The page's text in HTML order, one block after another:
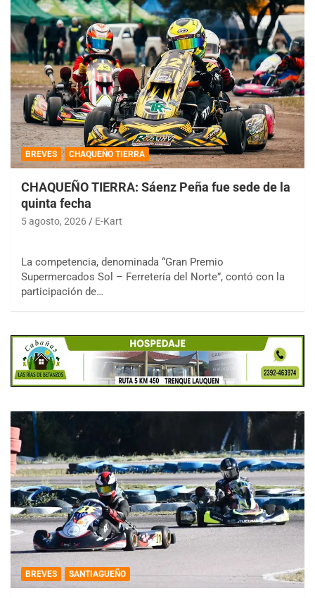
BREVES CHAQUEÑO TIERRA
CHAQUEÑO TIERRA: Sáenz Peña fue sede de la
quinta fecha
5 agosto, 2026 E-Kart
La competencia, denominada “Gran Premio
Supermercados Sol – Ferretería del Norte”, contó con la
participación de…
BREVES SANTIAGUEÑO